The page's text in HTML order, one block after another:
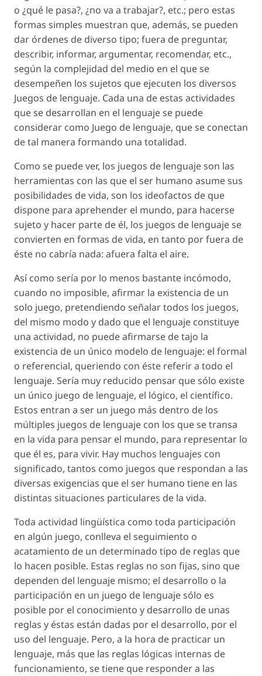
o ¿qué le pasa?, ¿no va a trabajar?, etc.; pero estas
formas simples muestran que, además, se pueden
dar órdenes de diverso tipo; fuera de preguntar,
describir, informar, argumentar, recomendar, etc.,
según la complejidad del medio en el que se
desempeñen los sujetos que ejecuten los diversos
Juegos de lenguaje. Cada una de estas actividades
que se desarrollan en el lenguaje se puede
considerar como Juego de lenguaje, que se conectan
de tal manera formando una totalidad.
Como se puede ver, los juegos de lenguaje son las
herramientas con las que el ser humano asume sus
posibilidades de vida, son los ideofactos de que
dispone para aprehender el mundo, para hacerse
sujeto y hacer parte de él, los juegos de lenguaje se
convierten en formas de vida, en tanto por fuera de
éste no cabría nada: afuera falta el aire.
Así como sería por lo menos bastante incómodo,
cuando no imposible, afirmar la existencia de un
solo juego, pretendiendo señalar todos los juegos,
del mismo modo y dado que el lenguaje constituye
una actividad, no puede afirmarse de tajo la
existencia de un único modelo de lenguaje: el formal
o referencial, queriendo con éste referir a todo el
lenguaje. Sería muy reducido pensar que sólo existe
un único juego de lenguaje, el lógico, el científico.
Estos entran a ser un juego más dentro de los
múltiples juegos de lenguaje con los que se transa
en la vida para pensar el mundo, para representar lo
que él es, para vivir. Hay muchos lenguajes con
significado, tantos como juegos que respondan a las
diversas exigencias que el ser humano tiene en las
distintas situaciones particulares de la vida.
Toda actividad lingüística como toda participación
en algún juego, conlleva el seguimiento o
acatamiento de un determinado tipo de reglas que
lo hacen posible. Estas reglas no son fijas, sino que
dependen del lenguaje mismo; el desarrollo o la
participación en un juego de lenguaje sólo es
posible por el conocimiento y desarrollo de unas
reglas y éstas están dadas por el desarrollo, por el
uso del lenguaje. Pero, a la hora de practicar un
lenguaje, más que las reglas lógicas internas de
funcionamiento, se tiene que responder a las